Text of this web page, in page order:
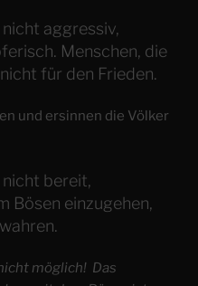
aggressiv,
Menschen, die
für den Frieden.
und ersinnen die Völker
bereit,
Bösen einzugehen,
möglich! Das